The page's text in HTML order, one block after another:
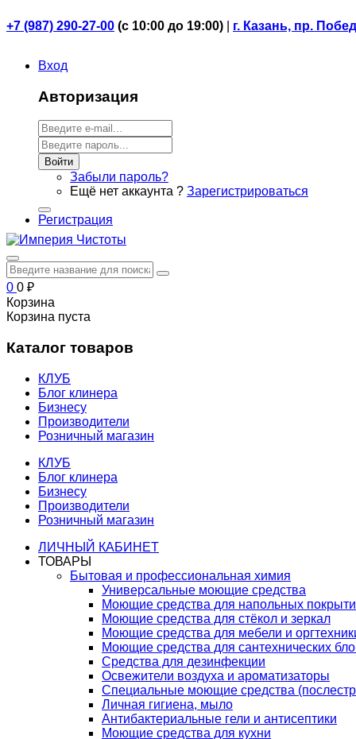
+7 (987) 290-27-00 (с 10:00 до 19:00) г. Казань, пр.
Вход
Авторизация
Войти
Забыли пароль?
Ещё нет аккаунта ? Зарегистрироваться
Регистрация
0 0 ₽
Корзина
Корзина пуста
Каталог товаров
КЛУБ
Блог клинера
Бизнесу
Производители
Розничный магазин
КЛУБ
Блог клинера
Бизнесу
Производители
Розничный магазин
ЛИЧНЫЙ КАБИНЕТ
ТОВАРЫ
Бытовая и профессиональная химия
Универсальные моющие средства
Моющие средства для напольных
Моющие средства для стёкол и зеркал
Моющие средства для мебели и
Моющие средства для сантехнических
Средства для дезинфекции
Освежители воздуха и ароматизаторы
Специальные моющие средства
Личная гигиена, мыло
Антибактериальные гели и антисептики
Моющие средства для кухни